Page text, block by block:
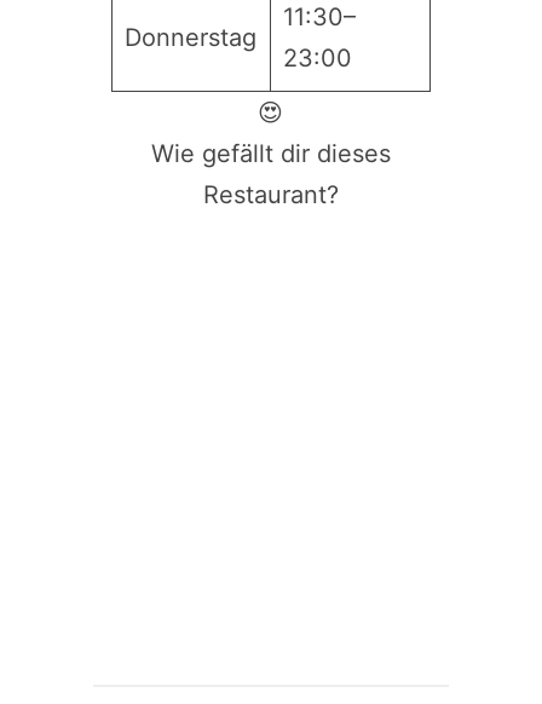
Donnerstag
11:30–
23:00
😍
Wie gefällt dir dieses
Restaurant?